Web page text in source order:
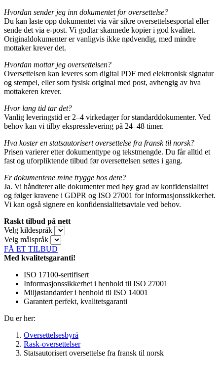
Hvordan sender jeg inn dokumentet for oversettelse?
Du kan laste opp dokumentet via vår sikre oversettelsesportal eller
sende det via e-post. Vi godtar skannede kopier i god kvalitet.
Originaldokumenter er vanligvis ikke nødvendig, med mindre
mottaker krever det.
Hvordan mottar jeg oversettelsen?
Oversettelsen kan leveres som digital PDF med elektronisk signatur
og stempel, eller som fysisk original med post, avhengig av hva
mottakeren krever.
Hvor lang tid tar det?
Vanlig leveringstid er 2–4 virkedager for standarddokumenter. Ved
behov kan vi tilby ekspresslevering på 24–48 timer.
Hva koster en statsautorisert oversettelse fra fransk til norsk?
Prisen varierer etter dokumenttype og tekstmengde. Du får alltid et
fast og uforpliktende tilbud før oversettelsen settes i gang.
Er dokumentene mine trygge hos dere?
Ja. Vi håndterer alle dokumenter med høy grad av konfidensialitet
og følger kravene i GDPR og ISO 27001 for informasjonssikkerhet.
Vi kan også signere en konfidensialitetsavtale ved behov.
Raskt tilbud på nett
Velg kildespråk
Velg målspråk
FÅ ET TILBUD
Med kvalitetsgaranti!
ISO 17100-sertifisert
Informasjonssikkerhet i henhold til ISO 27001
Miljøstandarder i henhold til ISO 14001
Garantert perfekt, kvalitetsgaranti
Du er her:
Oversettelsesbyrå
Rask-oversettelser
Statsautorisert oversettelse fra fransk til norsk